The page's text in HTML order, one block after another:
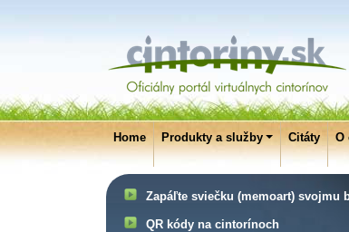
Home Produkty a služby Citáty O
Zapáľte sviečku (memoart) svojmu
QR kódy na cintorínoch